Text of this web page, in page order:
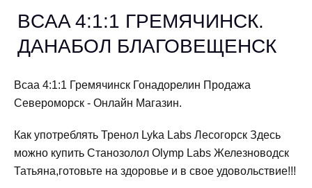
BCAA 4:1:1 ГРЕМЯЧИНСК.
ДАНАБОЛ БЛАГОВЕЩЕНСК
Bcaa 4:1:1 Гремячинск Гонадорелин Продажа
Североморск - Онлайн Магазин.
Как употреблять Тренол Lyka Labs Лесогорск Здесь
можно купить Станозолол Olymp Labs Железноводск
Татьяна,готовьте на здоровье и в свое удовольствие!!!